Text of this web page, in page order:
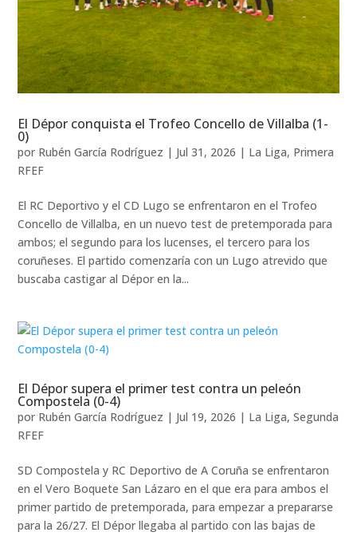
El Dépor conquista el Trofeo Concello de Villalba (1-
0)
por Rubén García Rodríguez | Jul 31, 2026 | La Liga, Primera
RFEF
El RC Deportivo y el CD Lugo se enfrentaron en el Trofeo
Concello de Villalba, en un nuevo test de pretemporada para
ambos; el segundo para los lucenses, el tercero para los
coruñeses. El partido comenzaría con un Lugo atrevido que
buscaba castigar al Dépor en la...
El Dépor supera el primer test contra un peleón
Compostela (0-4)
por Rubén García Rodríguez | Jul 19, 2026 | La Liga,Segunda
RFEF
SD Compostela y RC Deportivo de A Coruña se enfrentaron
en el Vero Boquete San Lázaro en el que era para ambos el
primer partido de pretemporada, para empezar a prepararse
para la 26/27. El Dépor llegaba al partido con las bajas de